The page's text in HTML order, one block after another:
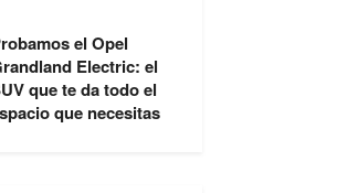
el Opel
Electric: el
que te da todo el
que necesitas